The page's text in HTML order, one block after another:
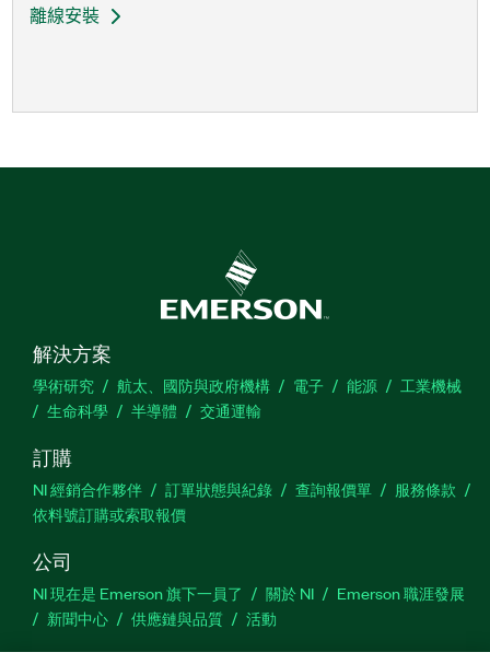
離線安裝
解決方案
學術研究 航太、國防與政府機構 電子 能源
工業機械
生命科學
半導體 交通運輸
訂購
NI 經銷合作夥伴 訂單狀態與紀錄 查詢報價單
服務條款
依料號訂購或索取報價
公司
NI 現在是 Emerson 旗下一員了 關於 NI
Emerson 職涯發展
新聞中心
供應鏈與品質 活動